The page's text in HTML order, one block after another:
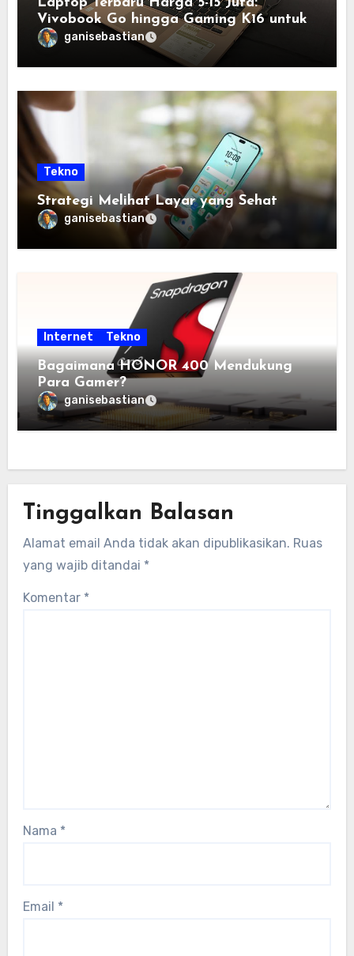
Vivobook Go hingga Gaming K16 untuk
Semua Budget
ganisebastian
Tekno
Strategi Melihat Layar yang Sehat
ganisebastian
Internet Tekno
Bagaimana HONOR 400 Mendukung
Para Gamer?
ganisebastian
Tinggalkan Balasan
Alamat email Anda tidak akan dipublikasikan. Ruas
yang wajib ditandai *
Komentar *
Nama *
Email *